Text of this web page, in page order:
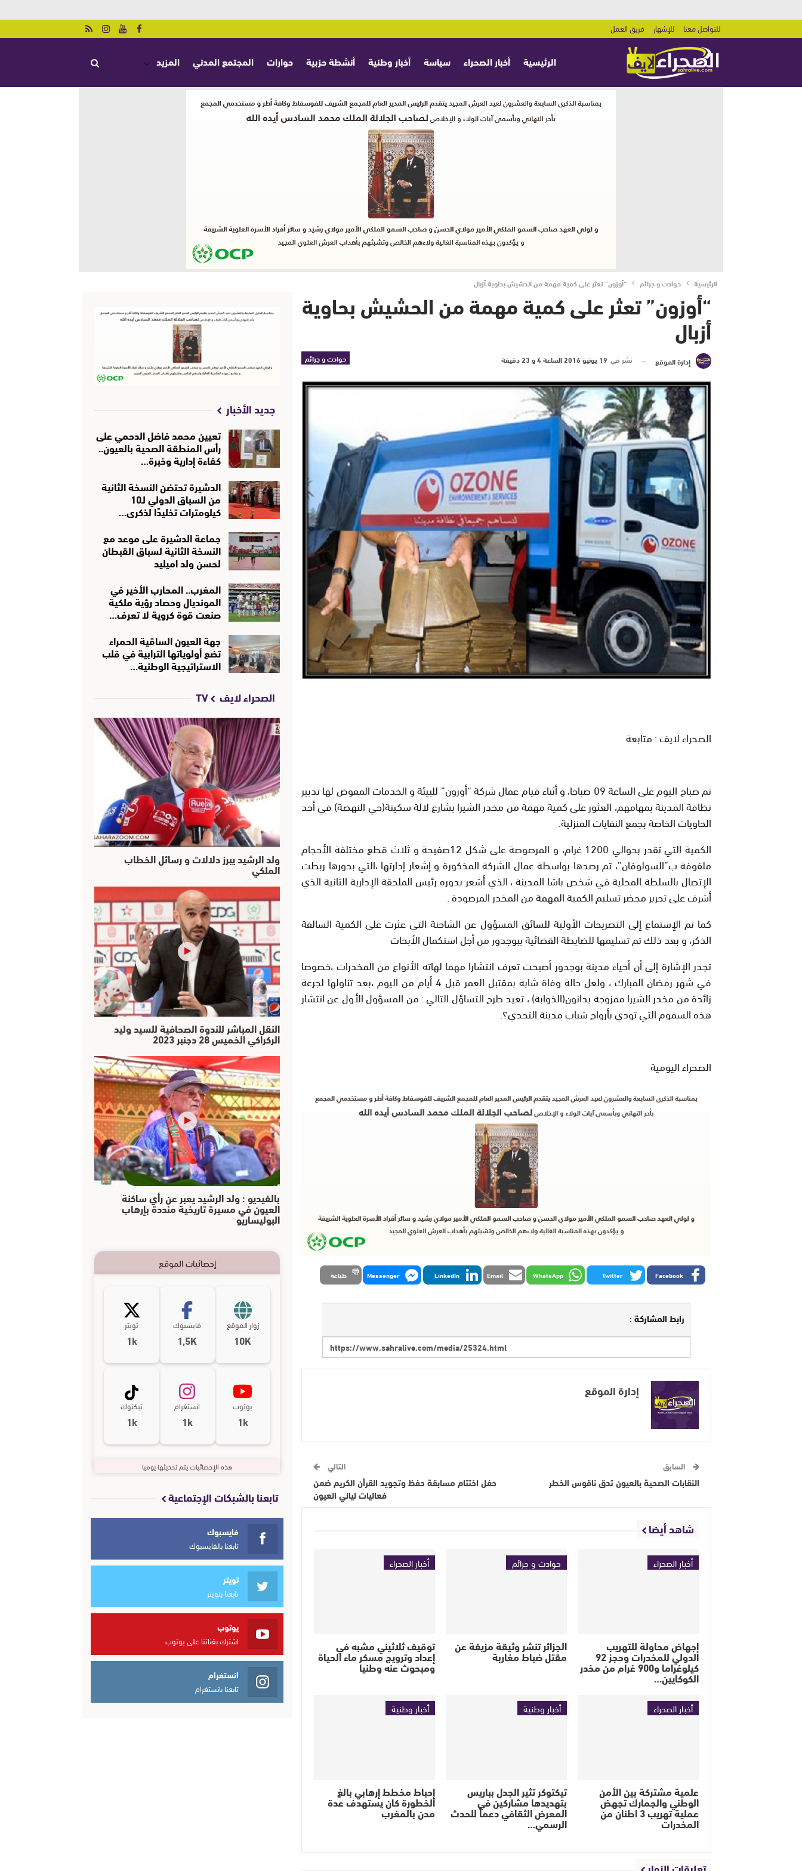
للتواصل معنا للإشهار فريق العمل
الرئيسية أخبار الصحراء سياسة أخبار وطنية أنشطة حزبية حوارات المجتمع المدني المزيد
الرئيسية حوادث و جرائم “أوزون” تعثر على كمية مهمة من الحشيش بحاوية أزبال
“أوزون” تعثر على كمية مهمة من الحشيش بحاوية
أزبال
حوادث و جرائم إدارة الموقع نشر في 19 يونيو 2016 الساعة 4 و 23 دقيقة
الصحراء لايف : متابعة
تم صباح اليوم على الساعة 09 صباحا، و أثناء قيام عمال شركة “أوزون” للبيئة و الخدمات المفوض لها تدبير
نظافة المدينة بمهامهم، العثور على كمية مهمة من مخدر الشيرا بشارع لالة سكينة(حي النهضة) في أحد
الحاويات الخاصة بجمع النفايات المنزلية.
الكمية التي تقدر بحوالي 1200 غرام، و المرصوصة على شكل 12صفيحة و ثلاث قطع مختلفة الأحجام
ملفوفة ب”السولوفان”، تم رصدها بواسطة عمال الشركة المذكورة و إشعار إدارتها ،التي بدورها ربطت
الإتصال بالسلطة المحلية في شخص باشا المدينة ، الذي أشعر بدوره رئيس الملحقة الإدارية الثانية الذي
أشرف على تحرير محضر تسليم الكمية المهمة من المخدر المرصودة .
كما تم الإستماع إلى التصريحات الأولية للسائق المسؤول عن الشاحنة التي عثرت على الكمية السالفة
الذكر، و بعد ذلك تم تسليمها للضابطة القضائية ببوجدور من أجل استكمال الأبحاث
تجدر الإشارة إلى أن أحياء مدينة بوجدور أصبحت تعرف انتشارا مهما لهاته الأنواع من المخدرات ،خصوصا
في شهر رمضان المبارك ، ولعل حالة وفاة شابة بمقتبل العمر قبل 4 أيام من اليوم ،بعد تناولها لجرعة
زائدة من مخدر الشيرا ممزوجة بدانون(الذوابة) ، تعيد طرح التساؤل التالي : من المسؤول الأول عن انتشار
هذه السموم التي تودي بأرواح شباب مدينة التحدي؟.
الصحراء اليومية
Facebook
Twitter
WhatsApp
Email
LinkedIn
Messenger طباعة
رابط المشاركة :
إدارة الموقع
السابق
النقابات الصحية بالعيون تدق ناقوس الخطر
التالي
حفل اختتام مسابقة حفظ وتجويد القرأن الكريم ضمن
فعاليات ليالي العيون
شاهد أيضا
أخبار الصحراء
إجهاض محاولة للتهريب
الدولي للمخدرات وحجز 92
كيلوغراما و900 غرام من مخدر
الكوكايين…
حوادث و جرائم
الجزائر تنشر وثيقة مزيفة عن
مقتل ضباط مغاربة
أخبار الصحراء
توقيف ثلاثيني مشبه في
إعداد وترويج مسكر ماء الحياة
ومبحوث عنه وطنيا
أخبار الصحراء
علمية مشتركة بين الأمن
الوطني والجمارك تجهض
عملية تهريب 3 اطنان من
المخدرات
أخبار وطنية
تيكتوكر تثير الجدل بباريس
بتهديدها مشاركين في
المعرض الثقافي دعماً للحدث
الرسمي…
أخبار وطنية
إحباط مخطط إرهابي بالغ
الخطورة كان يستهدف عدة
مدن بالمغرب
جديد الأخبار
تعيين محمد فاضل الدحمي على
رأس المنطقة الصحية بالعيون..
كفاءة إدارية وخبرة…
الدشيرة تحتضن النسخة الثانية
من السباق الدولي لـ10
كيلومترات تخليدًا لذكرى…
جماعة الدشيرة على موعد مع
النسخة الثانية لسباق القبطان
لحسن ولد اميليد
المغرب.. المحارب الأخير في
المونديال وحصاد رؤية ملكية
صنعت قوة كروية لا تعرف…
جهة العيون الساقية الحمراء
تضع أولوياتها الترابية في قلب
الاستراتيجية الوطنية…
الصحراء لايف TV
ولد الرشيد يبرز دلالات و رسائل الخطاب
الملكي
النقل المباشر للندوة الصحافية للسيد وليد
الركراكي الخميس 28 دجنبر 2023
بالفيديو : ولد الرشيد يعبر عن رأي ساكنة
العيون في مسيرة تاريخية منددة بإرهاب
البوليساريو
إحصائيات الموقع
زوار الموقع
10K
فايسبوك
1,5K
تويتر
1k
يوتوب
1k
انستغرام
1k
تيكتوك
1k
هذه الإحصائيات يتم تحديثها يوميا
تابعنا بالشبكات الإجتماعية
فايسبوك
تابعنا بالفايسبوك
تويتر
تابعنا بتويتر
يوتوب
اشترك بقناتنا على يوتوب
انستغرام
تابعنا بانستغرام